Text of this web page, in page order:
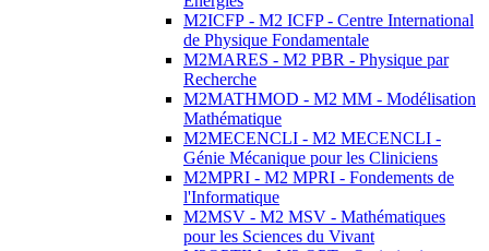
M2ICFP - M2 ICFP - Centre International
de Physique Fondamentale
M2MARES - M2 PBR - Physique par
Recherche
M2MATHMOD - M2 MM - Modélisation
Mathématique
M2MECENCLI - M2 MECENCLI -
Génie Mécanique pour les Cliniciens
M2MPRI - M2 MPRI - Fondements de
l'Informatique
M2MSV - M2 MSV - Mathématiques
pour les Sciences du Vivant